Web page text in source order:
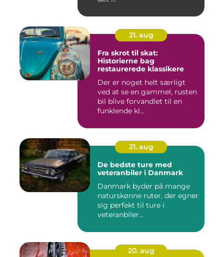
21. aug
Fra skrot til skat:
Historierne bag
restaurerede klassikere
Der er noget helt særligt
ved at se en gammel, rusten
bil blive forvandlet til en
funklende kl...
21. aug
De bedste ture med
veteranbiler i Danmark
Danmark byder på mange
naturskønne ruter, der egner
sig perfekt til ture i
veteranbiler...
20. aug